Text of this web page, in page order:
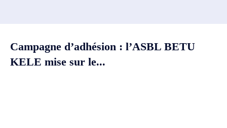
Campagne d’adhésion : l’ASBL BETU
KELE mise sur le...